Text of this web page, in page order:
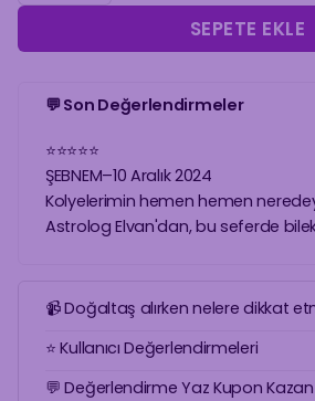
SEPETE EKLE
💬 Son Değerlendirmeler
⭐⭐⭐⭐⭐
ŞEBNEM–10 Aralık 2024
Kolyelerimin hemen hemen
Astrolog Elvan'dan, bu seferde
📹 Doğaltaş alırken nelere dikkat
⭐ Kullanıcı Değerlendirmeleri
💬 Değerlendirme Yaz Kupon Kazan